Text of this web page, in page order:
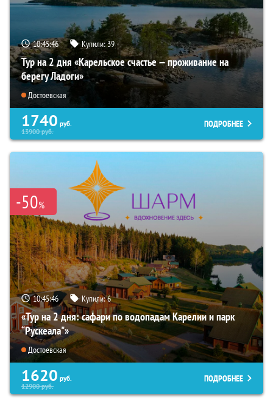
10:45:45 Купили:39
Тур на 2 дня «Карельское счастье — проживание на
берегу Ладоги»
Достоевская
1740 руб.
13900руб.
ПОДРОБНЕЕ
-50%
10:45:45 Купили:6
«Тур на 2 дня: сафари по водопадам Карелии и парк
“Рускеала"»
Достоевская
1620 руб.
12900руб.
ПОДРОБНЕЕ